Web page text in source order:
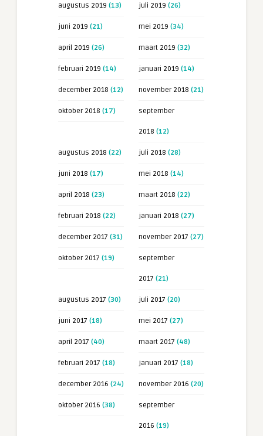
augustus 2019 (13) juli 2019 (26)
juni 2019 (21) mei 2019 (34)
april 2019 (26) maart 2019 (32)
februari 2019 (14) januari 2019 (14)
december 2018 (12) november 2018 (21)
oktober 2018 (17) september
2018 (12)
augustus 2018 (22) juli 2018 (28)
juni 2018 (17) mei 2018 (14)
april 2018 (23) maart 2018 (22)
februari 2018 (22) januari 2018 (27)
december 2017 (31) november 2017 (27)
oktober 2017 (19) september
2017 (21)
augustus 2017 (30) juli 2017 (20)
juni 2017 (18) mei 2017 (27)
april 2017 (40) maart 2017 (48)
februari 2017 (18) januari 2017 (18)
december 2016 (24) november 2016 (20)
oktober 2016 (38) september
2016 (19)